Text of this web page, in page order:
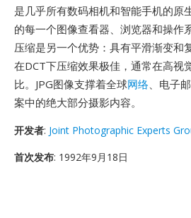
是几乎所有数码相机和智能手机的原
的每一个图像查看器、浏览器和操作
压缩是另一个优势：具有平滑渐变和
在DCT下压缩效果极佳，通常在高视
比。JPG图像支撑着全球网络、电子
案中的绝大部分摄影内容。
开发者: Joint Photographic Experts
首次发布: 1992年9月18日